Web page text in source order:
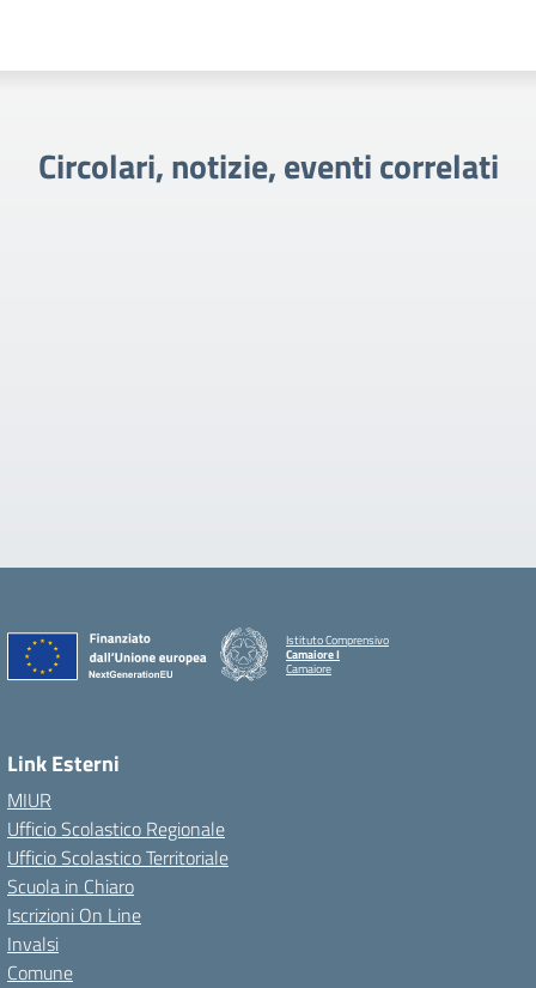
Circolari, notizie, eventi correlati
Istituto Comprensivo
Camaiore I
Camaiore
Link Esterni
MIUR
Ufficio Scolastico Regionale
Ufficio Scolastico Territoriale
Scuola in Chiaro
Iscrizioni On Line
Invalsi
Comune